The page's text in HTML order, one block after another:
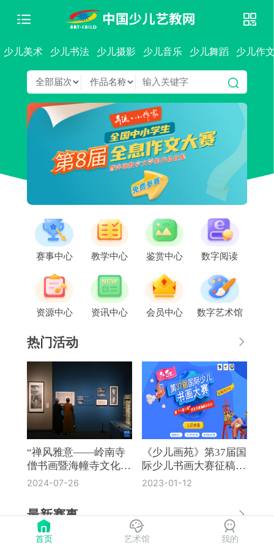
少儿美术 少儿书法 少儿摄影 少儿音乐 少儿舞蹈 少儿作
赛事中心 教学中心 鉴赏中心 数字阅读
资源中心 资讯中心 会员中心 数字艺术馆
热门活动
“禅风雅意——岭南寺
僧书画暨海幢寺文化
展”在国博开幕
2024-07-26
《少儿画苑》第37届国
际少儿书画大赛征稿通
知
2023-01-12
最新赛事
《奔流·小作家》第8届全国中
首页 艺术馆 我的